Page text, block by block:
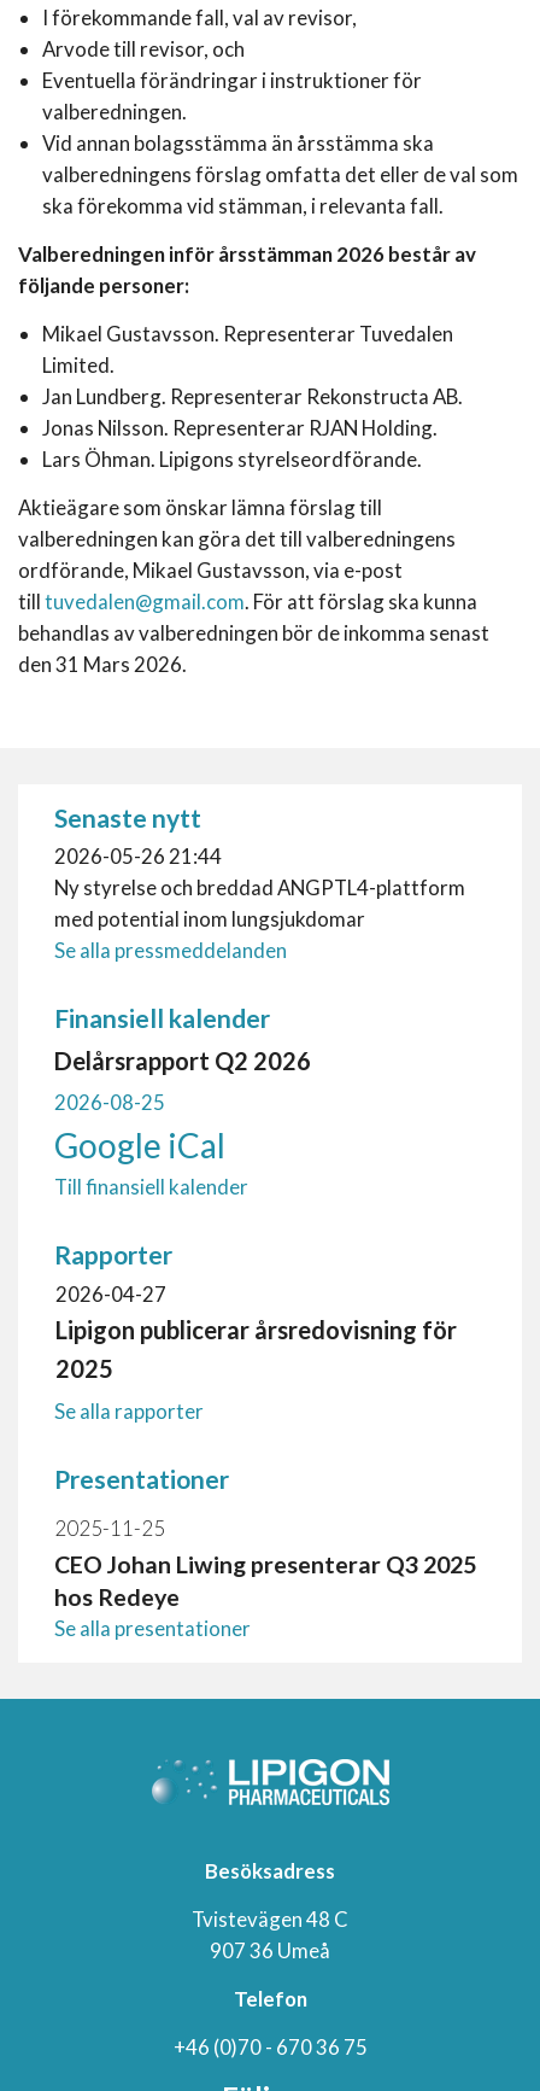
I förekommande fall, val av revisor,
Arvode till revisor, och
Eventuella förändringar i instruktioner för
valberedningen.
Vid annan bolagsstämma än årsstämma ska
valberedningens förslag omfatta det eller de val som
ska förekomma vid stämman, i relevanta fall.
Valberedningen inför årsstämman 2026 består av
följande personer:
Mikael Gustavsson. Representerar Tuvedalen
Limited.
Jan Lundberg. Representerar Rekonstructa AB.
Jonas Nilsson. Representerar RJAN Holding.
Lars Öhman. Lipigons styrelseordförande.
Aktieägare som önskar lämna förslag till
valberedningen kan göra det till valberedningens
ordförande, Mikael Gustavsson, via e-post
tilltuvedalen@gmail.com. För att förslag ska kunna
behandlas av valberedningen bör de inkomma senast
den 31 Mars 2026.
Senaste nytt
2026-05-26 21:44
Ny styrelse och breddad ANGPTL4-plattform
med potential inom lungsjukdomar
Se alla pressmeddelanden
Finansiell kalender
Delårsrapport Q2 2026
2026-08-25
Google iCal
Till finansiell kalender
Rapporter
Lipigon publicerar årsredovisning för
2025
2026-04-27
Se alla rapporter
Presentationer
2025-11-25
CEO Johan Liwing presenterar Q3 2025
hos Redeye
Se alla presentationer
Besöksadress
Tvistevägen 48 C
907 36 Umeå
Telefon
+46 (0)70 - 670 36 75